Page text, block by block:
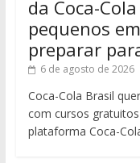
da Coca-
pequenos
preparar
6 de agosto de 2026
Coca-Cola Brasil
com cursos
plataforma Coca-